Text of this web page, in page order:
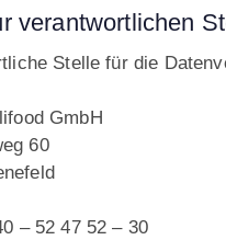
verantwortlichen
Stelle für die
GmbH
60
– 52 47 52 – 30